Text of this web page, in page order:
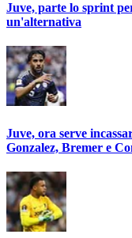
Juve, parte lo sprint
un'alternativa
Juve, ora serve
Gonzalez, Bremer e